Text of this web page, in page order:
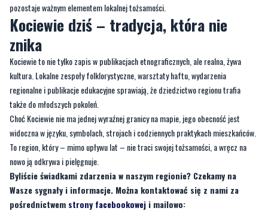
pozostaje ważnym elementem lokalnej tożsamości.
Kociewie dziś – tradycja, która nie
znika
Kociewie to nie tylko zapis w publikacjach etnograficznych, ale realna, żywa
kultura. Lokalne zespoły folklorystyczne, warsztaty haftu, wydarzenia
regionalne i publikacje edukacyjne sprawiają, że dziedzictwo regionu trafia
także do młodszych pokoleń.
Choć Kociewie nie ma jednej wyraźnej granicy na mapie, jego obecność jest
widoczna w języku, symbolach, strojach i codziennych praktykach mieszkańców.
To region, który – mimo upływu lat – nie traci swojej tożsamości, a wręcz na
nowo ją odkrywa i pielęgnuje.
Byliście świadkami zdarzenia w naszym regionie? Czekamy na
Wasze sygnały i informacje. Można kontaktować się z nami za
pośrednictwem strony facebookowej i mailowo: